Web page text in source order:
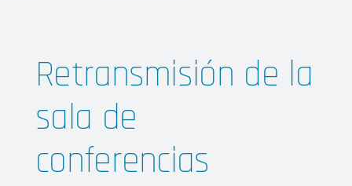
Retransmisión de la
sala de
conferencias